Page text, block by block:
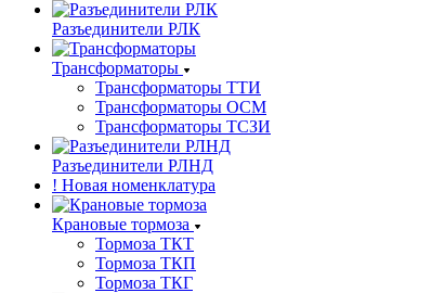
Разъединители РЛК
Трансформаторы
Трансформаторы ТТИ
Трансформаторы ОСМ
Трансформаторы ТСЗИ
Разъединители РЛНД
! Новая номенклатура
Крановые тормоза
Тормоза ТКТ
Тормоза ТКП
Тормоза ТКГ